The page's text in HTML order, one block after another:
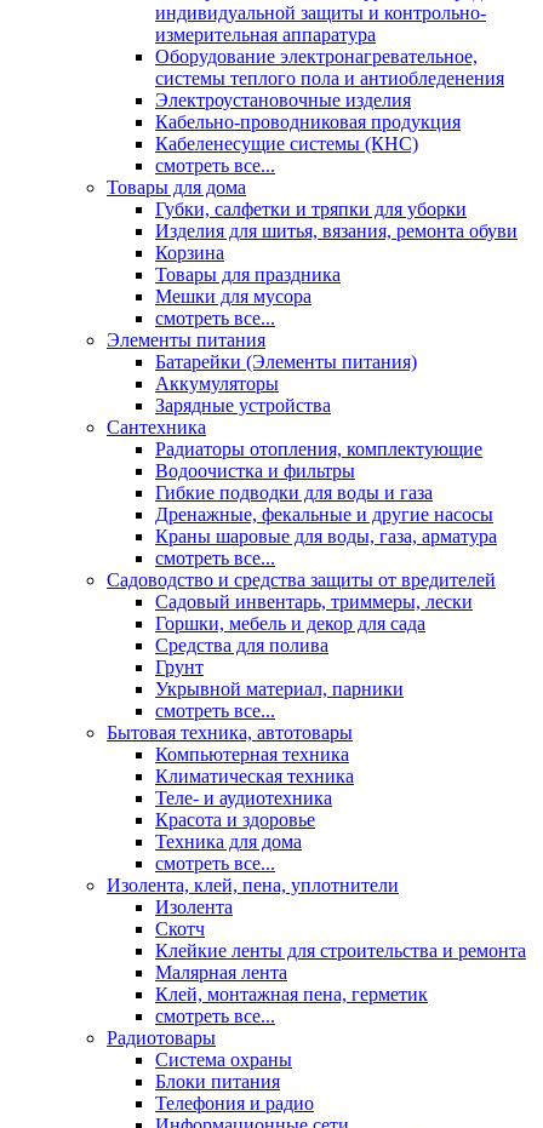
индивидуальной защиты и контрольно-
измерительная аппаратура
Оборудование электронагревательное,
системы теплого пола и антиобледенения
Электроустановочные изделия
Кабельно-проводниковая продукция
Кабеленесущие системы (КНС)
смотреть все...
Товары для дома
Губки, салфетки и тряпки для уборки
Изделия для шитья, вязания, ремонта обуви
Корзина
Товары для праздника
Мешки для мусора
смотреть все...
Элементы питания
Батарейки (Элементы питания)
Аккумуляторы
Зарядные устройства
Сантехника
Радиаторы отопления, комплектующие
Водоочистка и фильтры
Гибкие подводки для воды и газа
Дренажные, фекальные и другие насосы
Краны шаровые для воды, газа, арматура
смотреть все...
Садоводство и средства защиты от вредителей
Садовый инвентарь, триммеры, лески
Горшки, мебель и декор для сада
Средства для полива
Грунт
Укрывной материал, парники
смотреть все...
Бытовая техника, автотовары
Компьютерная техника
Климатическая техника
Теле- и аудиотехника
Красота и здоровье
Техника для дома
смотреть все...
Изолента, клей, пена, уплотнители
Изолента
Скотч
Клейкие ленты для строительства и ремонта
Малярная лента
Клей, монтажная пена, герметик
смотреть все...
Радиотовары
Система охраны
Блоки питания
Телефония и радио